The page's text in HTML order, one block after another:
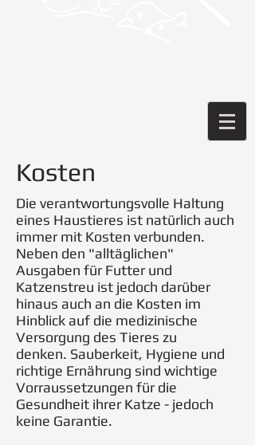
Kosten
Die verantwortungsvolle Haltung
eines Haustieres ist natürlich auch
immer mit Kosten verbunden.
Neben den "alltäglichen"
Ausgaben für Futter und
Katzenstreu ist jedoch darüber
hinaus auch an die Kosten im
Hinblick auf die medizinische
Versorgung des Tieres zu
denken. Sauberkeit, Hygiene und
richtige Ernährung sind wichtige
Vorraussetzungen für die
Gesundheit ihrer Katze - jedoch
keine Garantie.